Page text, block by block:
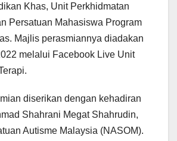
Khas, Unit Perkhidmatan
Persatuan Mahasiswa Program
Majlis perasmiannya diadakan
melalui Facebook Live Unit
diserikan dengan kehadiran
Shahrani Megat Shahrudin,
Autisme Malaysia (NASOM).